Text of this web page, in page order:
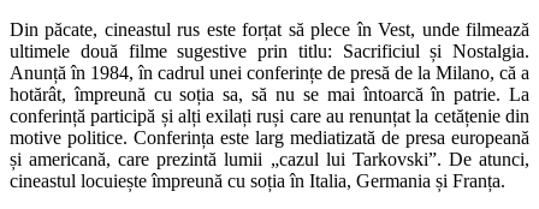
Din păcate, cineastul rus este forțat să plece în Vest, unde filmează
ultimele două filme sugestive prin titlu: Sacrificiul și Nostalgia.
Anunță în 1984, în cadrul unei conferințe de presă de la Milano, că a
hotărât, împreună cu soția sa, să nu se mai întoarcă în patrie. La
conferință participă și alți exilați ruși care au renunțat la cetățenie din
motive politice. Conferința este larg mediatizată de presa europeană
și americană, care prezintă lumii „cazul lui Tarkovski”. De atunci,
cineastul locuiește împreună cu soția în Italia, Germania și Franța.